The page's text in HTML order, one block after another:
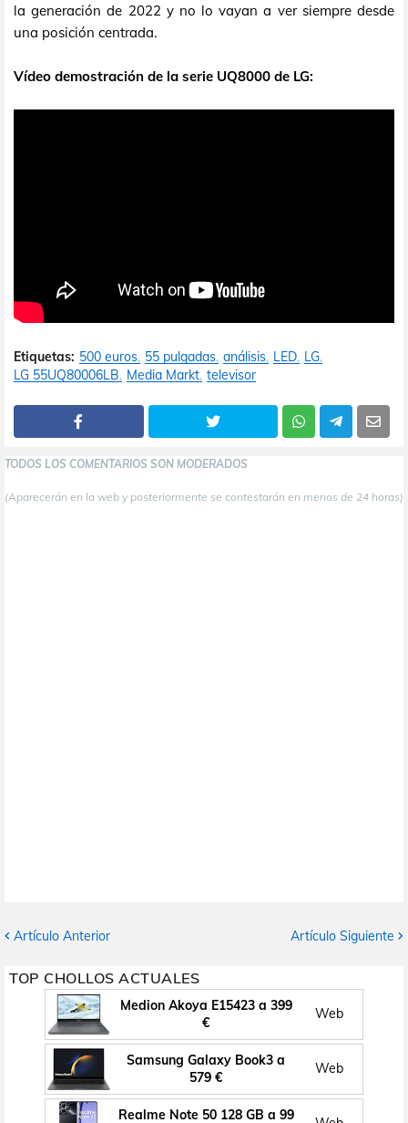
la generación de 2022 y no lo vayan a ver siempre desde
una posición centrada.
Vídeo demostración de la serie UQ8000 de LG:
Etiquetas: 500 euros 55 pulgadas análisis LED LG
LG 55UQ80006LB Media Markt televisor
TODOS LOS COMENTARIOS SON MODERADOS
(Aparecerán en la web y posteriormente se contestarán en menos de 24 horas)
Artículo Anterior Artículo Siguiente
TOP CHOLLOS ACTUALES
Medion Akoya E15423 a 399
€
Web
Samsung Galaxy Book3 a
579 €
Web
Realme Note 50 128 GB a 99